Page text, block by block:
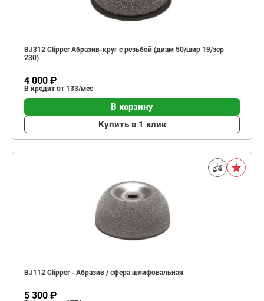
BJ312 Clipper Абразив-круг с резьбой (диам 50/шир 19/зер
230)
4 000 ₽
В кредит от 133/мес
В корзину
Купить в 1 клик
BJ112 Clipper - Абразив / сфера шлифовальная
5 300 ₽